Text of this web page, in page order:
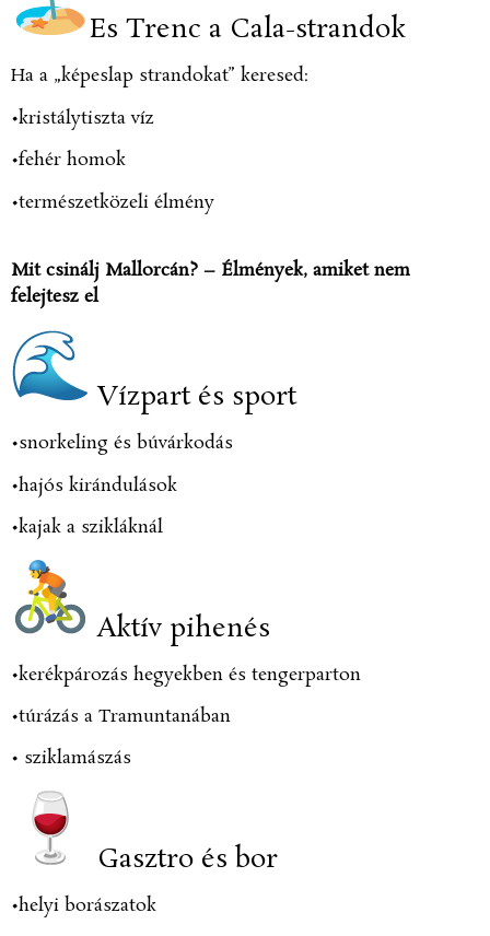
Es Trenc a Cala-strandok
Ha a „képeslap strandokat” keresed:
•kristálytiszta víz
•fehér homok
•természetközeli élmény
Mit csinálj Mallorcán? – Élmények, amiket nem
felejtesz el
Vízpart és sport
•snorkeling és búvárkodás
•hajós kirándulások
•kajak a szikláknál
Aktív pihenés
•kerékpározás hegyekben és tengerparton
•túrázás a Tramuntanában
• sziklamászás
Gasztro és bor
•helyi borászatok